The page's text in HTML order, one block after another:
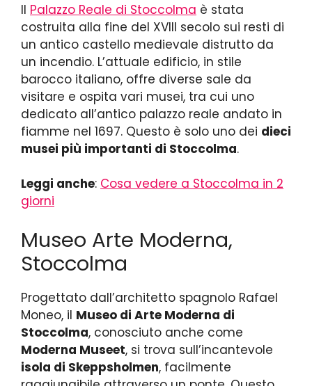
Il Palazzo Reale di Stoccolma è stata
costruita alla fine del XVIII secolo sui resti di
un antico castello medievale distrutto da
un incendio. L’attuale edificio, in stile
barocco italiano, offre diverse sale da
visitare e ospita vari musei, tra cui uno
dedicato all’antico palazzo reale andato in
fiamme nel 1697. Questo è solo uno dei dieci
musei più importanti di Stoccolma.
Leggi anche: Cosa vedere a Stoccolma in 2
giorni
Museo Arte Moderna,
Stoccolma
Progettato dall’architetto spagnolo Rafael
Moneo, il Museo di Arte Moderna di
Stoccolma, conosciuto anche come
Moderna Museet, si trova sull’incantevole
isola di Skeppsholmen, facilmente